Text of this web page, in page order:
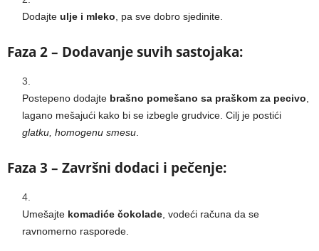
Dodajte ulje i mleko, pa sve dobro sjedinite.
Faza 2 – Dodavanje suvih sastojaka:
Postepeno dodajte brašno pomešano sa praškom za pecivo,
lagano mešajući kako bi se izbegle grudvice. Cilj je postići
glatku, homogenu smesu.
Faza 3 – Završni dodaci i pečenje:
Umešajte komadiće čokolade, vodeći računa da se
ravnomerno rasporede.